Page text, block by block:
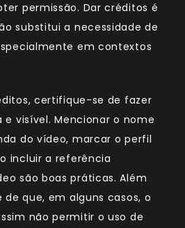
permissão. Dar créditos é
substitui a necessidade de
em contextos
certifique-se de fazer
visível. Mencionar o nome
do vídeo, marcar o perfil
incluir a referência
são boas práticas. Além
que, em alguns casos, o
não permitir o uso de